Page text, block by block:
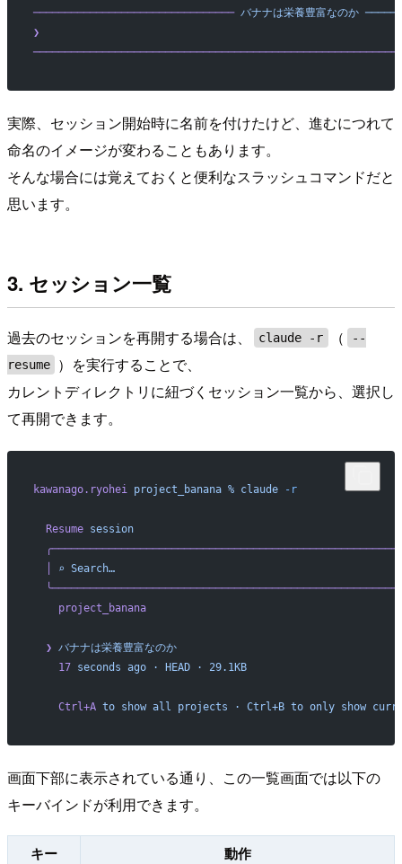
──────────────────────────────── バナナは栄養豊富なのか
❯
実際、セッション開始時に名前を付けたけど、進むにつれて
命名のイメージが変わることもあります。
そんな場合には覚えておくと便利なスラッシュコマンドだと
思います。
3. セッション一覧
過去のセッションを再開する場合は、 claude -r （
--
resume
）を実行することで、
カレントディレクトリに紐づくセッション一覧から、選択し
て再開できます。
kawanago.ryohei project_banana % claude -r
  Resume
session
⌕ Search…
    project_banana
  ❯
バナナは栄養豊富なのか
    17
seconds ago · HEAD · 29.1KB
    Ctrl+A
to show all projects · Ctrl+B to only show
画面下部に表示されている通り、この一覧画面では以下の
キーバインドが利用できます。
キー 動作